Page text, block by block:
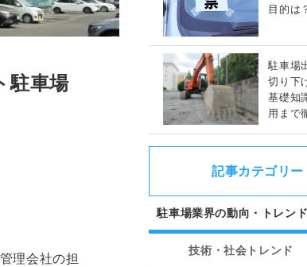
駐車場
理会社の担
目的は
駐車場
切り下
基礎知
用まで
記事カテゴリー
駐車場業界の動向・トレン
技術・社会トレンド